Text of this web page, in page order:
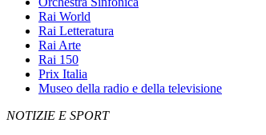
Rai World
Rai Letteratura
Rai Arte
Rai 150
Prix Italia
Museo della radio e della televisione
NOTIZIE E SPORT